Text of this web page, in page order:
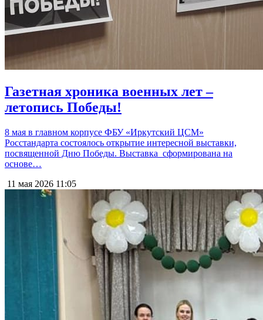
Газетная хроника военных лет –
летопись Победы!
8 мая в главном корпусе ФБУ «Иркутский ЦСМ»
Росстандарта состоялось открытие интересной выставки,
посвященной Дню Победы. Выставка сформирована на
основе…
11 мая 2026 11:05